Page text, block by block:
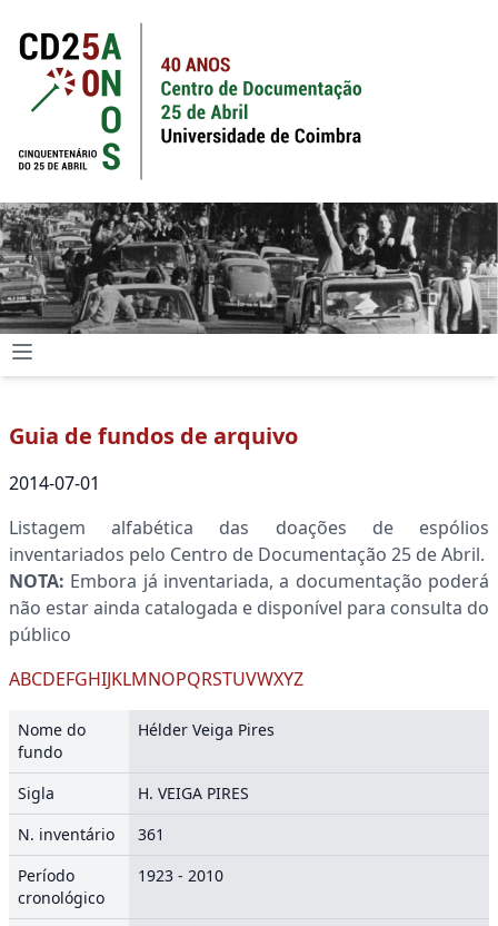
Guia de fundos de arquivo
2014-07-01
Listagem alfabética das doações de espólios
inventariados pelo Centro de Documentação 25 de Abril.
NOTA: Embora já inventariada, a documentação poderá
não estar ainda catalogada e disponível para consulta do
público
ABCDEFGHIJKLMNOPQRSTUVWXYZ
Nome do
fundo
Hélder Veiga Pires
Sigla
H. VEIGA PIRES
N. inventário
361
Período
cronológico
1923 - 2010